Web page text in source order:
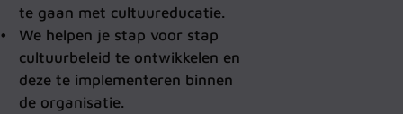
te gaan met cultuureducatie.
We helpen je stap voor stap
cultuurbeleid te ontwikkelen en
deze te implementeren binnen
de organisatie.